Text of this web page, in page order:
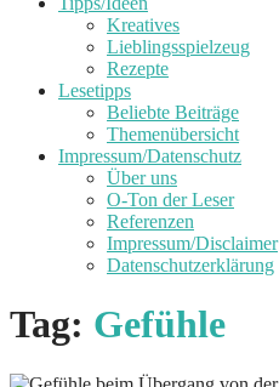
Kreatives
Lieblingsspielzeug
Rezepte
Lesetipps
Beliebte Beiträge
Themenübersicht
Impressum/Datenschutz
Über uns
O-Ton der Leser
Referenzen
Impressum/Disclaimer
Datenschutzerklärung
Tag: Gefühle